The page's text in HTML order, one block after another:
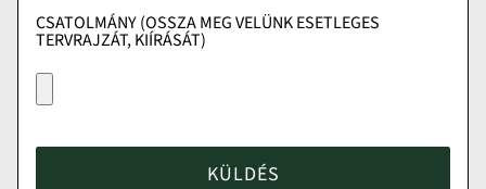
CSATOLMÁNY (OSSZA MEG VELÜNK ESETLEGES
TERVRAJZÁT, KIÍRÁSÁT)
KÜLDÉS